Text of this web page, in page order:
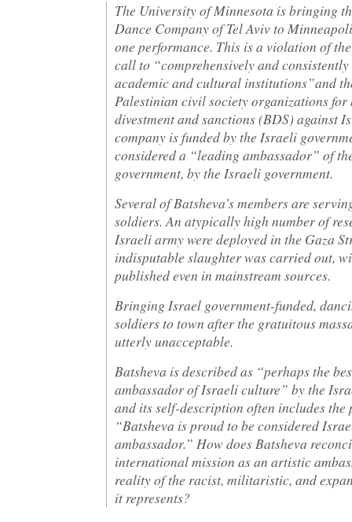
The University of Minnesota is bringing
Dance Company of Tel Aviv to
one performance. This is a violation of
call to “comprehensively and
academic and cultural institutions”and
Palestinian civil society organizations for
divestment and sanctions (BDS) against
company is funded by the Israeli
considered a “leading ambassador” of
government, by the Israeli government.
Several of Batsheva’s members are
soldiers. An atypically high number of
Israeli army were deployed in the Gaza
indisputable slaughter was carried out,
published even in mainstream sources.
Bringing Israel government-funded,
soldiers to town after the gratuitous
utterly unacceptable.
Batsheva is described as “perhaps the
ambassador of Israeli culture” by the
and its self-description often includes the
“Batsheva is proud to be considered
ambassador.” How does Batsheva
international mission as an artistic
reality of the racist, militaristic, and
it represents?